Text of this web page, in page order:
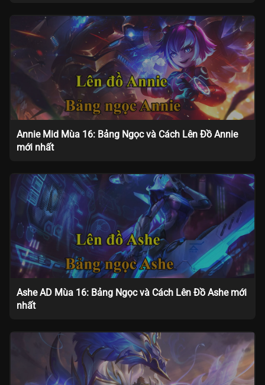
Annie Mid Mùa 16: Bảng Ngọc và Cách Lên Đồ Annie
mới nhất
Ashe AD Mùa 16: Bảng Ngọc và Cách Lên Đồ Ashe mới
nhất